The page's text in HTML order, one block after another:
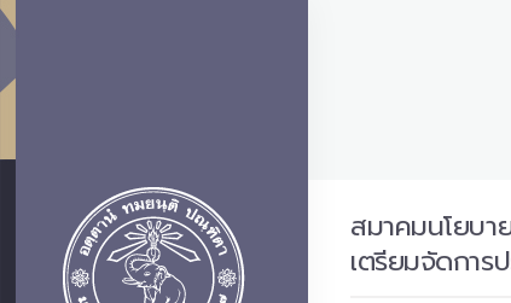
สมาคมนโยบา
เตรียมจัดการ